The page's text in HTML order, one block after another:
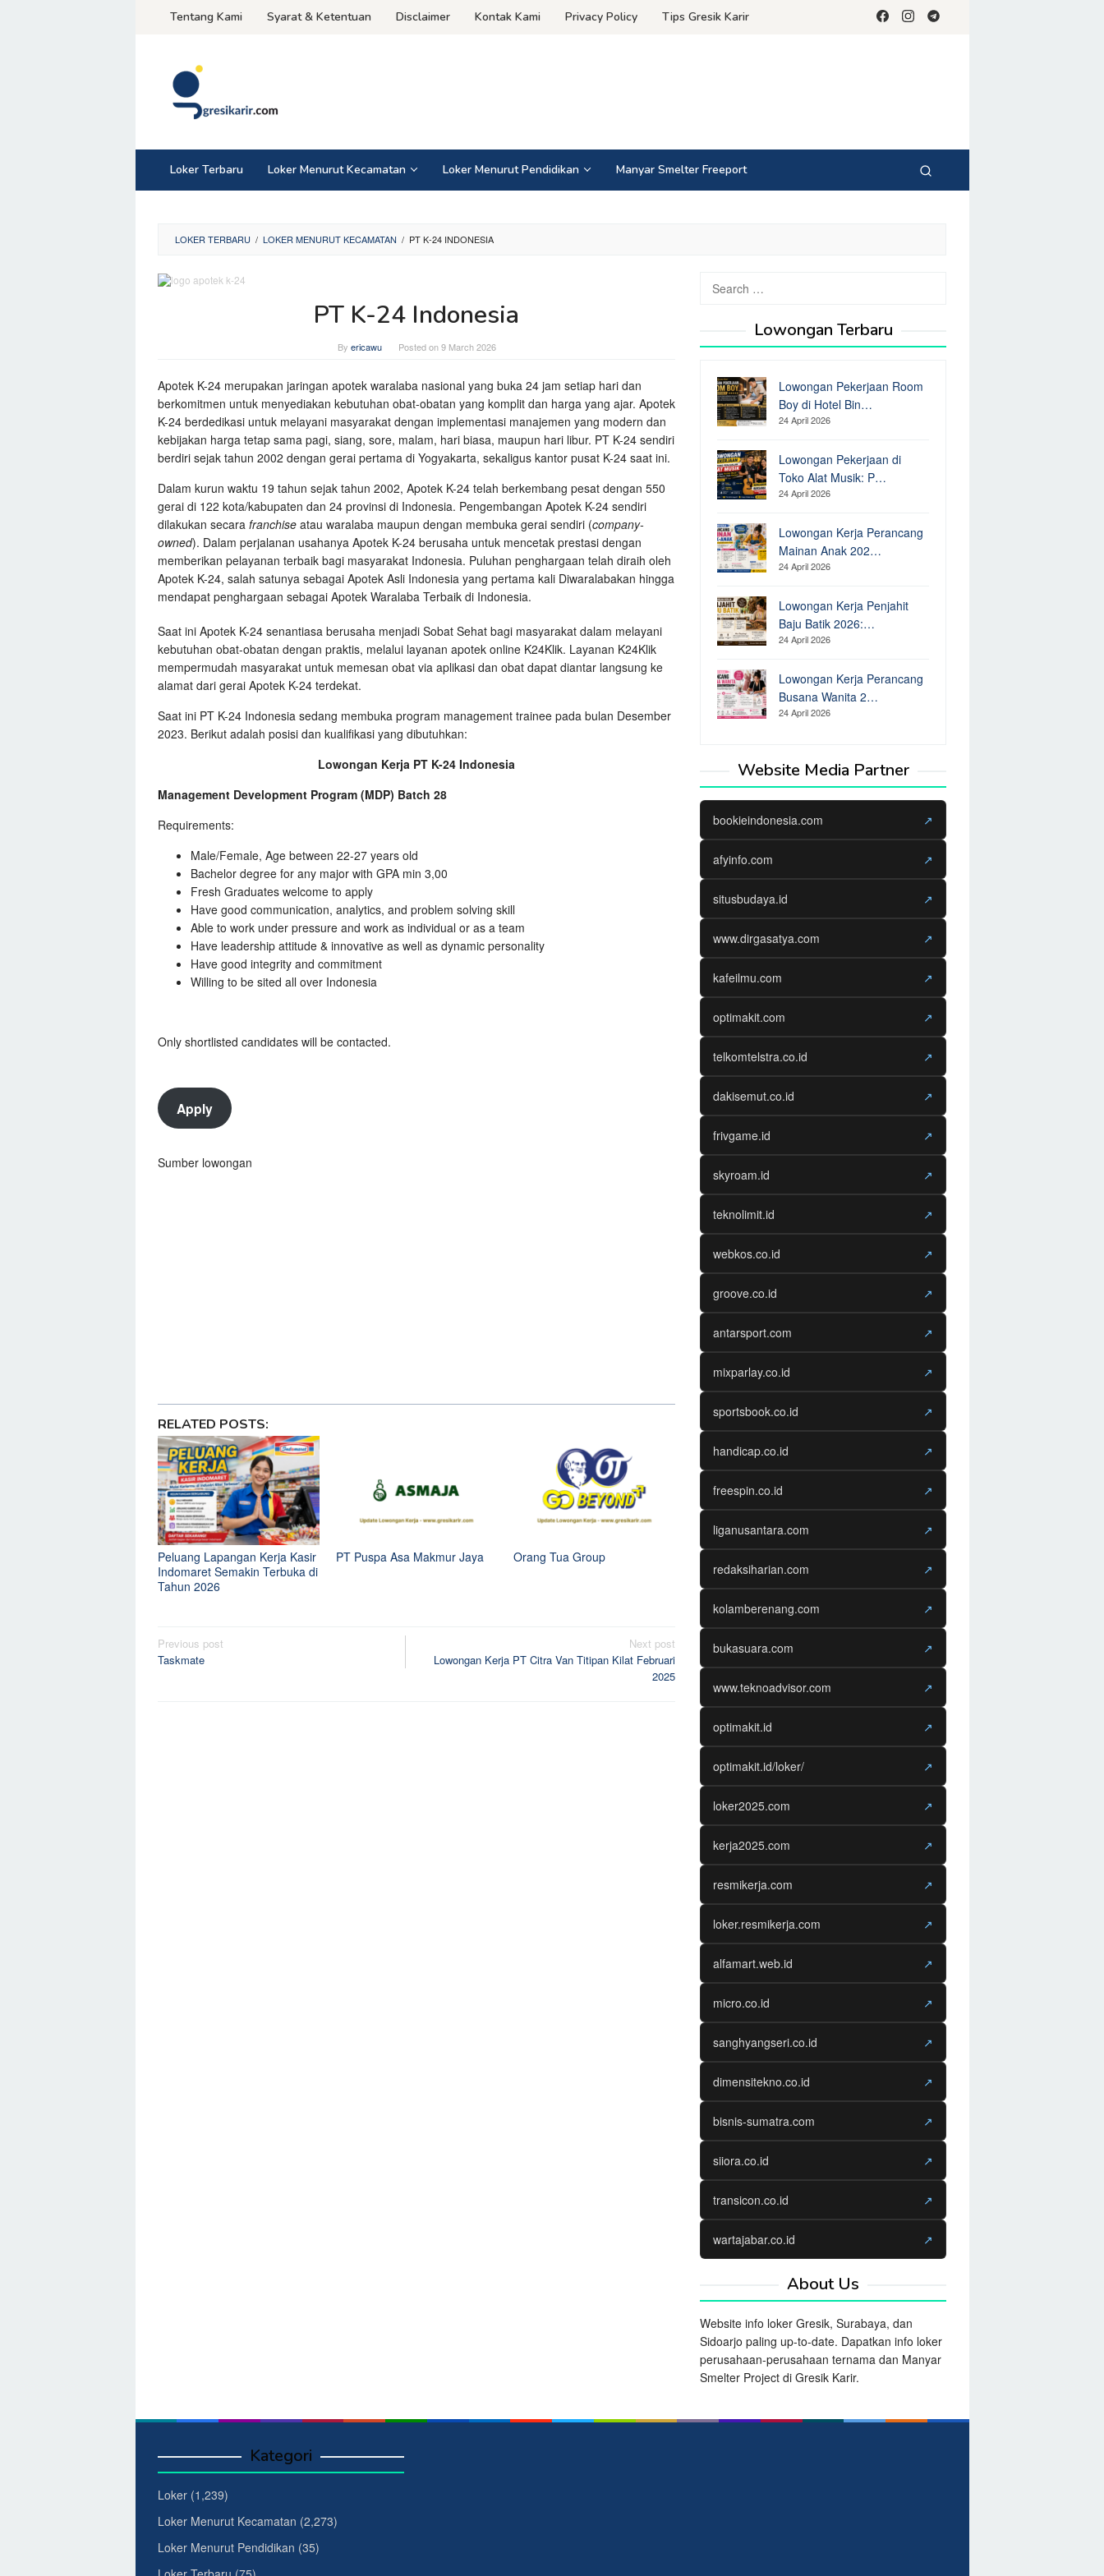
Tentang Kami Syarat & Ketentuan Disclaimer Kontak Kami Privacy Policy Tips Gresik Karir
Loker Terbaru Loker Menurut Kecamatan Loker Menurut Pendidikan Manyar Smelter Freeport
LOKER TERBARU / LOKER MENURUT KECAMATAN / PT K-24 INDONESIA
PT K-24 Indonesia
By ericawu Posted on9 March 2026
Apotek K-24 merupakan jaringan apotek waralaba nasional yang buka 24 jam setiap hari dan
berkomitmen untuk menyediakan kebutuhan obat-obatan yang komplit dan harga yang ajar. Apotek
K-24 berdedikasi untuk melayani masyarakat dengan implementasi manajemen yang modern dan
kebijakan harga tetap sama pagi, siang, sore, malam, hari biasa, maupun hari libur. PT K-24 sendiri
berdiri sejak tahun 2002 dengan gerai pertama di Yogyakarta, sekaligus kantor pusat K-24 saat ini.
Dalam kurun waktu 19 tahun sejak tahun 2002, Apotek K-24 telah berkembang pesat dengan 550
gerai di 122 kota/kabupaten dan 24 provinsi di Indonesia. Pengembangan Apotek K-24 sendiri
dilakukan secara franchise atau waralaba maupun dengan membuka gerai sendiri (company-
owned). Dalam perjalanan usahanya Apotek K-24 berusaha untuk mencetak prestasi dengan
memberikan pelayanan terbaik bagi masyarakat Indonesia. Puluhan penghargaan telah diraih oleh
Apotek K-24, salah satunya sebagai Apotek Asli Indonesia yang pertama kali Diwaralabakan hingga
mendapat penghargaan sebagai Apotek Waralaba Terbaik di Indonesia.
Saat ini Apotek K-24 senantiasa berusaha menjadi Sobat Sehat bagi masyarakat dalam melayani
kebutuhan obat-obatan dengan praktis, melalui layanan apotek online K24Klik. Layanan K24Klik
mempermudah masyarakat untuk memesan obat via aplikasi dan obat dapat diantar langsung ke
alamat dari gerai Apotek K-24 terdekat.
Saat ini PT K-24 Indonesia sedang membuka program management trainee pada bulan Desember
2023. Berikut adalah posisi dan kualifikasi yang dibutuhkan:
Lowongan Kerja PT K-24 Indonesia
Management Development Program (MDP) Batch 28
Requirements:
Male/Female, Age between 22-27 years old
Bachelor degree for any major with GPA min 3,00
Fresh Graduates welcome to apply
Have good communication, analytics, and problem solving skill
Able to work under pressure and work as individual or as a team
Have leadership attitude & innovative as well as dynamic personality
Have good integrity and commitment
Willing to be sited all over Indonesia
Only shortlisted candidates will be contacted.
Apply
Sumber lowongan
RELATED POSTS:
Peluang Lapangan Kerja Kasir
Indomaret Semakin Terbuka di
Tahun 2026
PT Puspa Asa Makmur Jaya Orang Tua Group
Post
navigation
Previous post
Taskmate
Next post
Lowongan Kerja PT Citra Van Titipan Kilat Februari
2025
Search
for:
Lowongan Terbaru
Lowongan Pekerjaan Room
Boy di Hotel Bin…
24 April 2026
Lowongan Pekerjaan di
Toko Alat Musik: P…
24 April 2026
Lowongan Kerja Perancang
Mainan Anak 202…
24 April 2026
Lowongan Kerja Penjahit
Baju Batik 2026:…
24 April 2026
Lowongan Kerja Perancang
Busana Wanita 2…
24 April 2026
Website Media Partner
bookieindonesia.com ↗
afyinfo.com ↗
situsbudaya.id ↗
www.dirgasatya.com ↗
kafeilmu.com ↗
optimakit.com ↗
telkomtelstra.co.id ↗
dakisemut.co.id ↗
frivgame.id ↗
skyroam.id ↗
teknolimit.id ↗
webkos.co.id ↗
groove.co.id ↗
antarsport.com ↗
mixparlay.co.id ↗
sportsbook.co.id ↗
handicap.co.id ↗
freespin.co.id ↗
liganusantara.com ↗
redaksiharian.com ↗
kolamberenang.com ↗
bukasuara.com ↗
www.teknoadvisor.com ↗
optimakit.id ↗
optimakit.id/loker/ ↗
loker2025.com ↗
kerja2025.com ↗
resmikerja.com ↗
loker.resmikerja.com ↗
alfamart.web.id ↗
micro.co.id ↗
sanghyangseri.co.id ↗
dimensitekno.co.id ↗
bisnis-sumatra.com ↗
siiora.co.id ↗
transicon.co.id ↗
wartajabar.co.id ↗
About Us
Website info loker Gresik, Surabaya, dan
Sidoarjo paling up-to-date. Dapatkan info loker
perusahaan-perusahaan ternama dan Manyar
Smelter Project di Gresik Karir.
Kategori
Loker (1,239)
Loker Menurut Kecamatan (2,273)
Loker Menurut Pendidikan (35)